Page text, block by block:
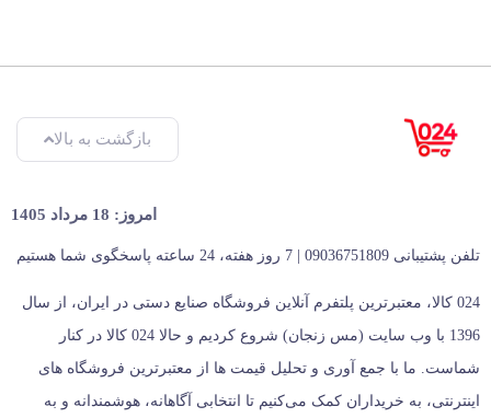
بازگشت به بالا
امروز: 18 مرداد 1405
تلفن پشتیبانی 09036751809 | 7 روز هفته، 24 ساعته پاسخگوی شما هستیم
024 کالا، معتبرترین پلتفرم آنلاین فروشگاه صنایع دستی در ایران، از سال
1396 با وب سایت (مس زنجان) شروع کردیم و حالا 024 کالا در کنار
شماست. ما با جمع‌ آوری و تحلیل قیمت‌ ها از معتبرترین فروشگاه‌ های
اینترنتی، به خریداران کمک می‌کنیم تا انتخابی آگاهانه، هوشمندانه و به‌